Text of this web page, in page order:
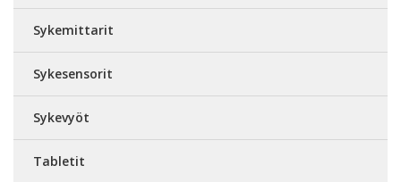
Sykemittarit
Sykesensorit
Sykevyöt
Tabletit